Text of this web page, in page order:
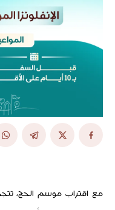
مع اقتراب موسم الحج،